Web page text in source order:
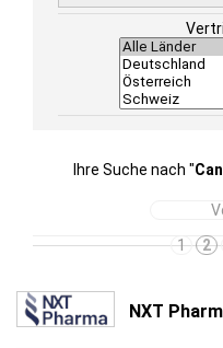
Ihre Suche nach "
1
2
NXT